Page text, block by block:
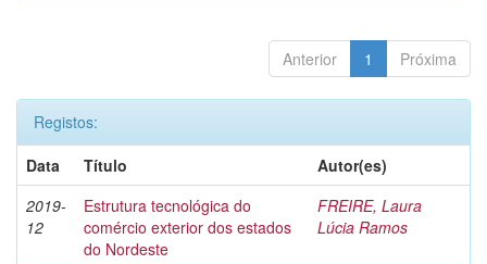
Anterior 1 Próxima
Registos:
Data
Título
Autor(es)
2019-
12
Estrutura tecnológica do
comércio exterior dos estados
do Nordeste
FREIRE, Laura
Lúcia Ramos